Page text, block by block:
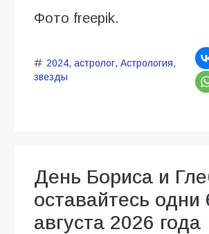
Фото freepik.
2024, астролог, Астрология,
звезды
День Бориса и
оставайтесь одни
августа 2026 года